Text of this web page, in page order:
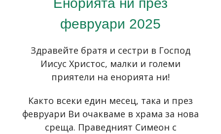
февруари 2025
Здравейте братя и сестри в Господ
Иисус Христос, малки и големи
приятели на енорията ни!
Както всеки един месец, така и през
февруари Ви очакваме в храма за нова
среща. Праведният Симеон с